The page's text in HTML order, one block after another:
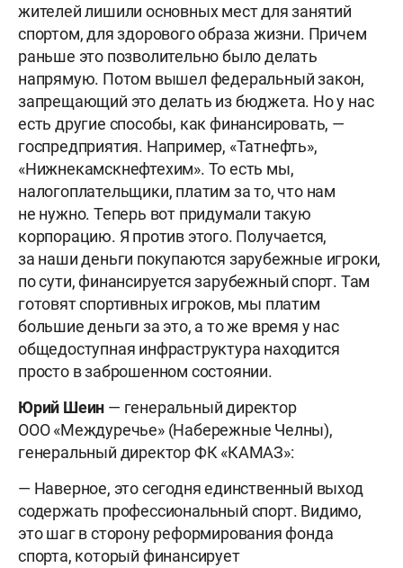
жителей лишили основных мест для занятий
спортом, для здорового образа жизни. Причем
раньше это позволительно было делать
напрямую. Потом вышел федеральный закон,
запрещающий это делать из бюджета. Но у нас
есть другие способы, как финансировать, —
госпредприятия. Например, «Татнефть»,
«Нижнекамскнефтехим». То есть мы,
налогоплательщики, платим за то, что нам
не нужно. Теперь вот придумали такую
корпорацию. Я против этого. Получается,
за наши деньги покупаются зарубежные игроки,
по сути, финансируется зарубежный спорт. Там
готовят спортивных игроков, мы платим
большие деньги за это, а то же время у нас
общедоступная инфраструктура находится
просто в заброшенном состоянии.
Юрий Шеин — генеральный директор
ООО «Междуречье» (Набережные Челны),
генеральный директор ФК «КАМАЗ»:
— Наверное, это сегодня единственный выход
содержать профессиональный спорт. Видимо,
это шаг в сторону реформирования фонда
спорта, который финансирует